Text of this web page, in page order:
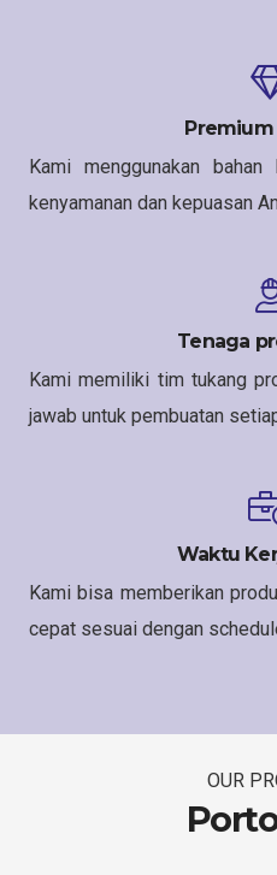
Premium
Kami menggunakan
kenyamanan dan kepuasan
Tenaga
Kami memiliki tim tukang
jawab untuk pembuatan
Waktu
Kami bisa memberikan
cepat sesuai dengan
OUR